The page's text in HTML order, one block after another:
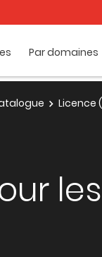
Par domaines
Licence
les